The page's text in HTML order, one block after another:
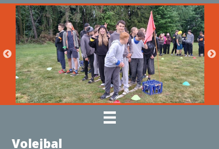
Volejbal